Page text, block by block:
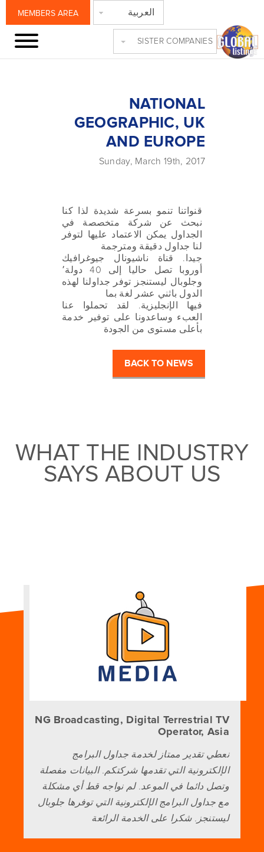
MEMBERS AREA العربية
SISTER COMPANIES
NATIONAL
GEOGRAPHIC, UK
AND EUROPE
Sunday, March 19th, 2017
قنواتنا تنمو بسرعة شديدة لذا كنا
نبحث عن شركة متخصصة في
الجداول يمكن الاعتماد عليها لتوفر
لنا جداول دقيقة ومترجمة
جيدا. قناة ناشيونال جيوغرافيك
أوروبا تصل حاليا إلى 40 دولة٬
وجلوبال ليستنجز توفر جداولنا لهذه
الدول باثني عشر لغة بما
فيها الإنجليزية. لقد تحملوا عنا
العبء وساعدونا على توفير خدمة
بأعلى مستوى من الجودة
BACK TO NEWS
WHAT THE INDUSTRY
SAYS ABOUT US
NG Broadcasting, Digital Terrestrial TV
Operator, Asia
نعطي تقدير ممتاز لخدمة جداول البرامج
الإلكترونية التي تقدمها شركتكم. البيانات مفصلة
وتصل دائما في الموعد. لم نواجه قط أي مشكلة
مع جداول البرامج الإلكترونية التي توفرها جلوبال
ليستنجز. شكرا على الخدمة الرائعة